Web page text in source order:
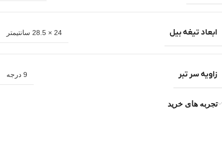
ابعاد تیغه بیل 24 × 28.5 سانتیمتر
زاویه سر تبر 9 درجه
تجربه های خرید